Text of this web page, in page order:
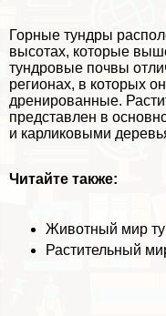
Горные тундры
высотах, которые
тундровые почвы
регионах, в которых
дренированные.
представлен в
и карликовыми
Читайте также:
Животный мир
Растительный